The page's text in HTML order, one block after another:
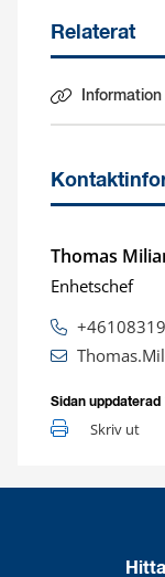
Relaterat
Länk till
Thomas
Enhetschef
Sidan uppdaterad
Skriv ut